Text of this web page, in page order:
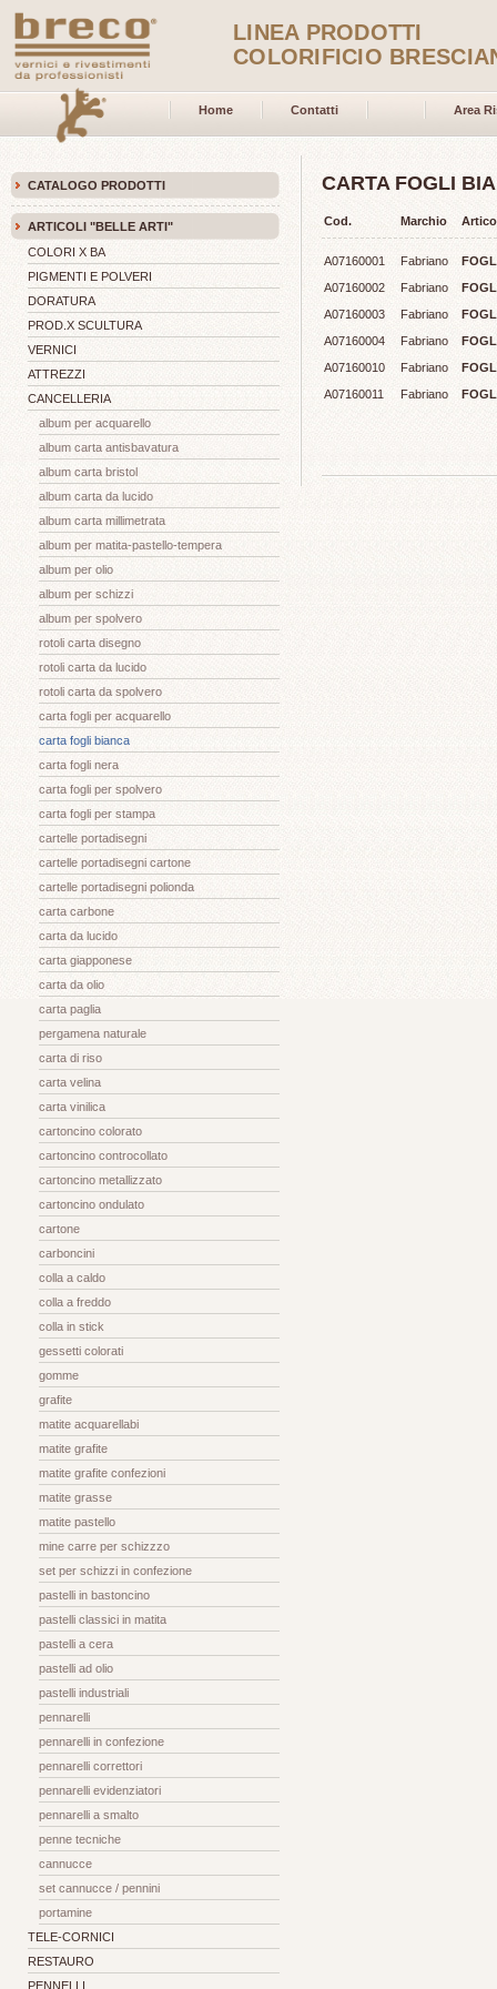
LINEA PRODOTTI
COLORIFICIO
Home Contatti Area
CATALOGO PRODOTTI
ARTICOLI "BELLE ARTI"
COLORI X BA
PIGMENTI E POLVERI
DORATURA
PROD.X SCULTURA
VERNICI
ATTREZZI
CANCELLERIA
album per acquarello
album carta antisbavatura
album carta bristol
album carta da lucido
album carta millimetrata
album per matita-pastello-tempera
album per olio
album per schizzi
album per spolvero
rotoli carta disegno
rotoli carta da lucido
rotoli carta da spolvero
carta fogli per acquarello
carta fogli bianca
carta fogli nera
carta fogli per spolvero
carta fogli per stampa
cartelle portadisegni
cartelle portadisegni cartone
cartelle portadisegni polionda
carta carbone
carta da lucido
carta giapponese
carta da olio
carta paglia
pergamena naturale
carta di riso
carta velina
carta vinilica
cartoncino colorato
cartoncino controcollato
cartoncino metallizzato
cartoncino ondulato
cartone
carboncini
colla a caldo
colla a freddo
colla in stick
gessetti colorati
gomme
grafite
matite acquarellabi
matite grafite
matite grafite confezioni
matite grasse
matite pastello
mine carre per schizzzo
set per schizzi in confezione
pastelli in bastoncino
pastelli classici in matita
pastelli a cera
pastelli ad olio
pastelli industriali
pennarelli
pennarelli in confezione
pennarelli correttori
pennarelli evidenziatori
pennarelli a smalto
penne tecniche
cannucce
set cannucce / pennini
portamine
TELE-CORNICI
RESTAURO
PENNELLI
CARTA FOGLI
Cod. Marchio
A07160001 Fabriano
A07160002
Fabriano
A07160003
Fabriano
A07160004
Fabriano
A07160010
Fabriano
A07160011
Fabriano